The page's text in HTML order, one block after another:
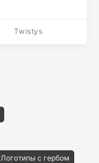
Twistys
Логотипы с гербом